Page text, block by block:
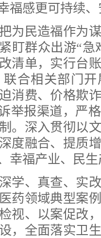
福感更可持续
民造福作为谋
盯群众出游“急
清单，实行台
合相关部门
消费、价格欺
举报渠道，严
。深入贯彻以
度融合、提质
幸福产业、民
、真查、实改
药领域典型案
视、以案促改
，全面落实卫